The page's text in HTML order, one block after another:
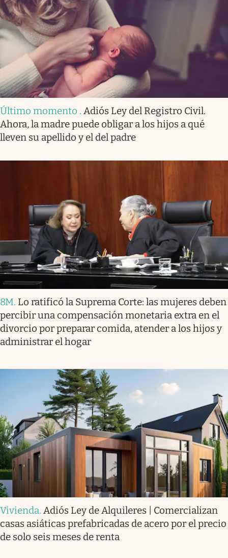
Último momento . Adiós Ley del Registro Civil.
Ahora, la madre puede obligar a los hijos a qué
lleven su apellido y el del padre
8M. Lo ratificó la Suprema Corte: las mujeres deben
percibir una compensación monetaria extra en el
divorcio por preparar comida, atender a los hijos y
administrar el hogar
Vivienda. Adiós Ley de Alquileres | Comercializan
casas asiáticas prefabricadas de acero por el precio
de solo seis meses de renta